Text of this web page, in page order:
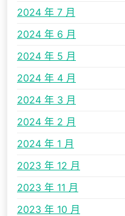
2024 年 7 月
2024 年 6 月
2024 年 5 月
2024 年 4 月
2024 年 3 月
2024 年 2 月
2024 年 1 月
2023 年 12 月
2023 年 11 月
2023 年 10 月